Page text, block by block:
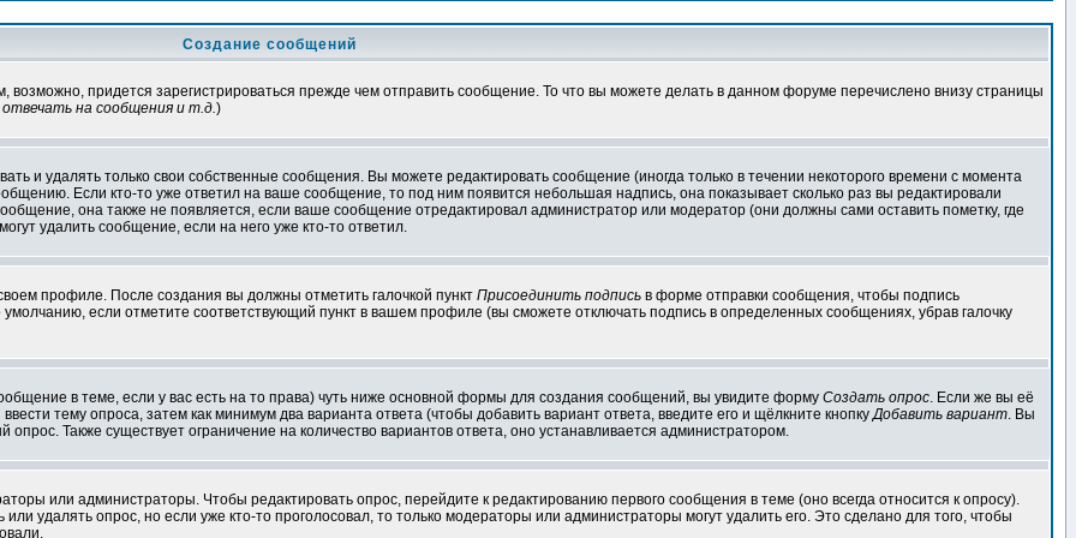
Создание сообщений
придется зарегистрироваться прежде чем отправить сообщение. То что вы можете делать в данном форуме перечислено внизу страницы
на сообщения и т.д.)
и удалять только свои собственные сообщения. Вы можете редактировать сообщение (иногда только в течении некоторого времени с момента
Если кто-то уже ответил на ваше сообщение, то под ним появится небольшая надпись, она показывает сколько раз вы редактировали
она также не появляется, если ваше сообщение отредактировал администратор или модератор (они должны сами оставить пометку, где
удалить сообщение, если на него уже кто-то ответил.
профиле. После создания вы должны отметить галочкой пункт Присоединить подпись в форме отправки сообщения, чтобы подпись
если отметите соответствующий пункт в вашем профиле (вы сможете отключать подпись в определенных сообщениях, убрав галочку
в теме, если у вас есть на то права) чуть ниже основной формы для создания сообщений, вы увидите форму Создать опрос. Если же вы её
тему опроса, затем как минимум два варианта ответа (чтобы добавить вариант ответа, введите его и щёлкните кнопкуДобавить вариант. Вы
Также существует ограничение на количество вариантов ответа, оно устанавливается администратором.
или администраторы. Чтобы редактировать опрос, перейдите к редактированию первого сообщения в теме (оно всегда относится к опросу).
или удалять опрос, но если уже кто-то проголосовал, то только модераторы или администраторы могут удалить его. Это сделано для того, чтобы